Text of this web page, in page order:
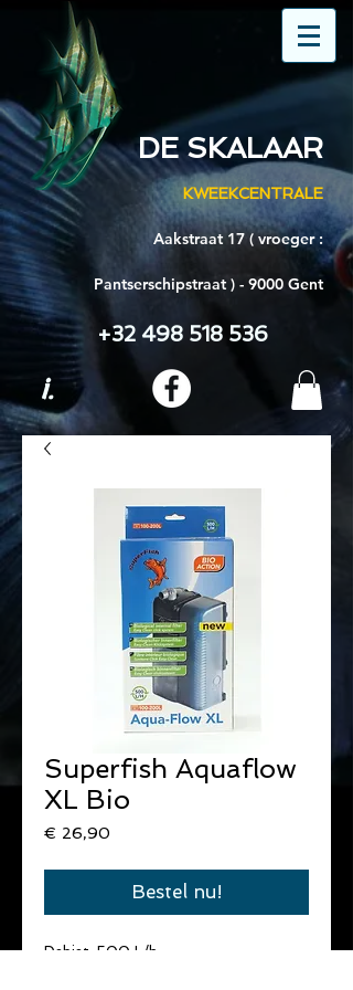
DE SKALAAR
KWEEKCENTRALE
Aakstraat 17 ( vroeger :
Pantserschipstraat ) - 9000 Gent
+32 498 518 536
i.
Superfish Aquaflow
XL Bio
€ 26,90
Bestel nu!
Debiet :500 L/h